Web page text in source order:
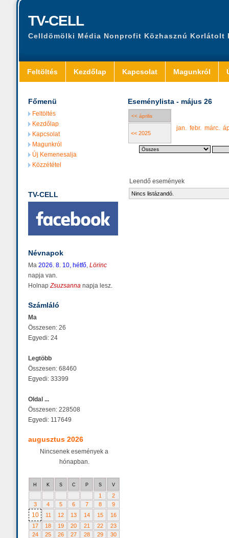
TV-CELL
Celldömölki Média Nonprofit Közhasznú Korlátolt
Feltöltés Kezdőlap Kapcsolat Magunkról
Főmenü
Feltöltés
Kezdőlap
Kapcsolat
Magunkról
Új Kemenesalja
Közzététel
TV-CELL
Névnapok
Ma 2026. 8. 10, hétfő, Lörinc
napja van.
HolnapZsuzsanna napja lesz.
Számláló
Ma
Összesen: 26
Egyedi: 24
Legtöbb
Összesen: 68460
Egyedi: 33399
Oldal ...
Összesen: 228508
Egyedi: 117649
augusztus 2026
Nincsenek események a
hónapban.
H K S C P S V
1
2
3
4 5 6 7 8 9
10 11 12 13 14 15
16
17
18 19 20 21 22
23
24
25 26 27 28 29
30
Eseménylista - május 26
<< április
<< 2025
jan. febr. márc.
Leendő események
Nincs listázandó.